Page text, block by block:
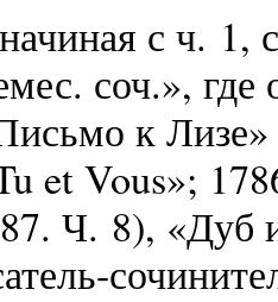
с ч. 1,
соч.», где
к Лизе»
et Vous»;
Ч. 8), «Дуб